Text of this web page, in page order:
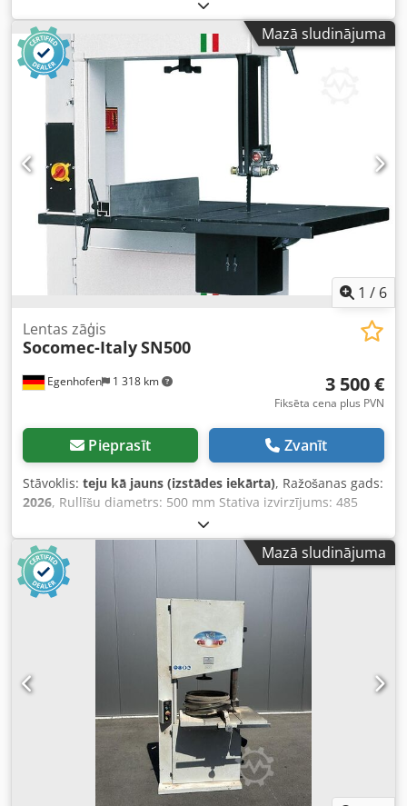
Agysf
Mazā sludinājuma
1 / 6
Egenhofen 1 318 km
Lentas zāģis
Socomec-ItalySN500
3 500 €
Fiksēta cena plus PVN
Pieprasīt Zvanīt
Stāvoklis: teju kā jauns (izstādes iekārta), Ražošanas gads:
2026, Rullīšu diametrs: 500 mm Stativa izvirzījums: 485
mm Griezuma dziļums: 320 mm Darba virsma regulējama:
jā, no 0 līdz +20° Darba virsmas izmērs: 700 x 490 mm
Lentas ātrums: 18 m/min Motora jauda: 2 kW / 400 V
Crjdpfszq Dchox Agyof Motora bremze: jā / automātiska
Putekļu nosūkšanas pieslēgvieta: 2 x 100 mm Iekārtas
garums: 920 mm Iekārtas platums: 600 mm Iekārtas
augstums: 1880 mm Svars: 215 kg
Mazā sludinājuma